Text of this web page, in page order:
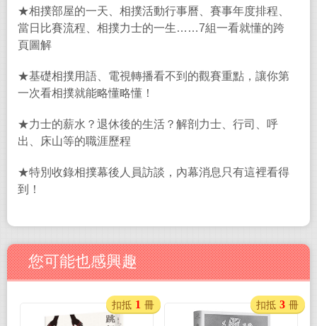
★相撲部屋的一天、相撲活動行事曆、賽事年度排程、
當日比賽流程、相撲力士的一生……7組一看就懂的跨
頁圖解
★基礎相撲用語、電視轉播看不到的觀賽重點，讓你第
一次看相撲就能略懂略懂！
★力士的薪水？退休後的生活？解剖力士、行司、呼
出、床山等的職涯歷程
★特別收錄相撲幕後人員訪談，內幕消息只有這裡看得
到！
您可能也感興趣
扣抵 1 冊 扣抵 3 冊